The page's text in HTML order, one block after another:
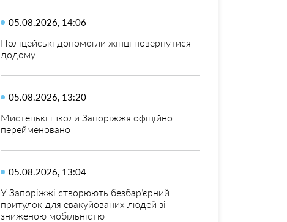
05.08.2026, 14:06
Поліцейські допомогли жінці повернутися
додому
05.08.2026, 13:20
Мистецькі школи Запоріжжя офіційно
перейменовано
05.08.2026, 13:04
У Запоріжжі створюють безбар’єрний
притулок для евакуйованих людей зі
зниженою мобільністю